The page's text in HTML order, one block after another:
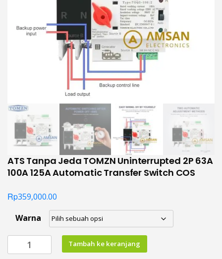
ATS Tanpa Jeda TOMZN Uninterrupted 2P 63A
100A 125A Automatic Transfer Switch COS
Rp359,000.00
Warna
Kuantitas
ATS
Tambah ke keranjang